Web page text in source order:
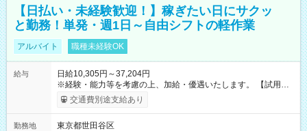
【日払い・未経験歓迎！】稼ぎたい日にサクッ
と勤務！単発・週1日～自由シフトの軽作業
アルバイト 職種未経験OK
給与
日給10,305円～37,204円
※経験・能力等を考慮の上、加給・優遇いたします。 【試用期
間】試用期間なし
交通費別途支給あり
勤務地
東京都世田谷区